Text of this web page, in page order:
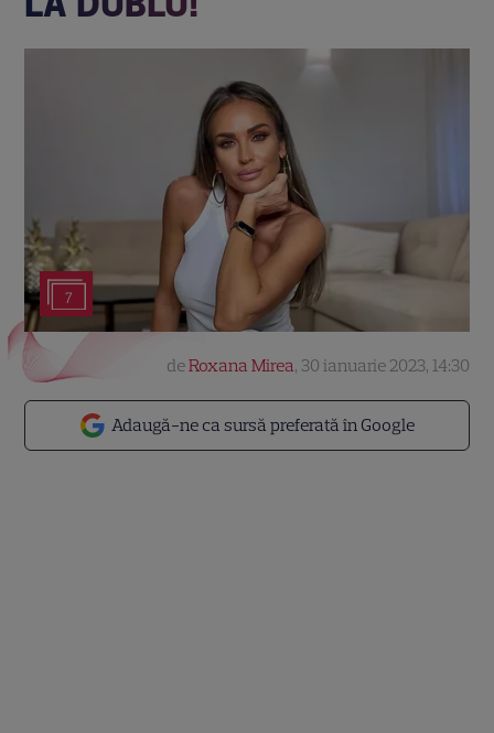
7
Adaugă-ne ca sursă preferată în Google
deRoxana Mirea, 30 ianuarie 2023, 14:30